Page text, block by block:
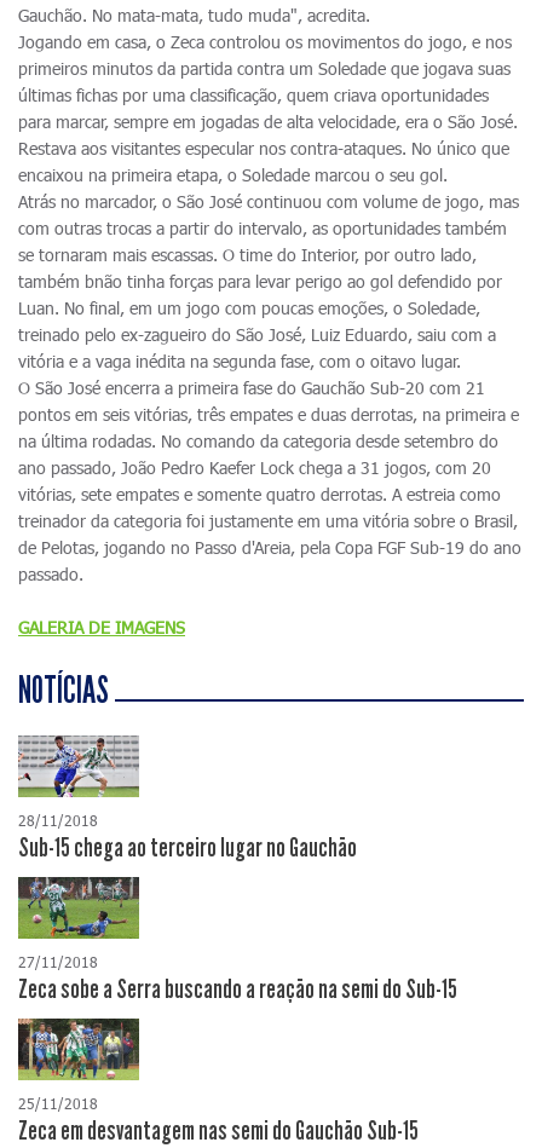
Gauchão. No mata-mata, tudo muda", acredita.
Jogando em casa, o Zeca controlou os movimentos do jogo, e nos
primeiros minutos da partida contra um Soledade que jogava suas
últimas fichas por uma classificação, quem criava oportunidades
para marcar, sempre em jogadas de alta velocidade, era o São José.
Restava aos visitantes especular nos contra-ataques. No único que
encaixou na primeira etapa, o Soledade marcou o seu gol.
Atrás no marcador, o São José continuou com volume de jogo, mas
com outras trocas a partir do intervalo, as oportunidades também
se tornaram mais escassas. O time do Interior, por outro lado,
também bnão tinha forças para levar perigo ao gol defendido por
Luan. No final, em um jogo com poucas emoções, o Soledade,
treinado pelo ex-zagueiro do São José, Luiz Eduardo, saiu com a
vitória e a vaga inédita na segunda fase, com o oitavo lugar.
O São José encerra a primeira fase do Gauchão Sub-20 com 21
pontos em seis vitórias, três empates e duas derrotas, na primeira e
na última rodadas. No comando da categoria desde setembro do
ano passado, João Pedro Kaefer Lock chega a 31 jogos, com 20
vitórias, sete empates e somente quatro derrotas. A estreia como
treinador da categoria foi justamente em uma vitória sobre o Brasil,
de Pelotas, jogando no Passo d'Areia, pela Copa FGF Sub-19 do ano
passado.
GALERIA DE IMAGENS
NOTÍCIAS
28/11/2018
Sub-15 chega ao terceiro lugar no Gauchão
27/11/2018
Zeca sobe a Serra buscando a reação na semi do Sub-15
25/11/2018
Zeca em desvantagem nas semi do Gauchão Sub-15